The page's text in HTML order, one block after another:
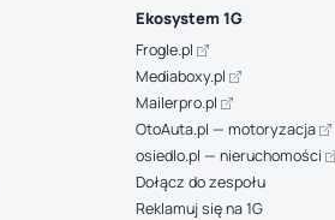
Ekosystem 1G
Frogle.pl
Mediaboxy.pl
Mailerpro.pl
OtoAuta.pl — motoryzacja
osiedlo.pl — nieruchomości
Dołącz do zespołu
Reklamuj się na 1G